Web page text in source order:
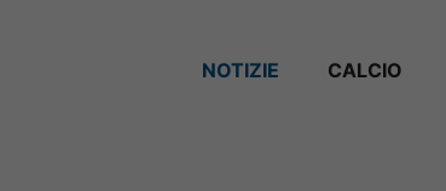
NOTIZIE CALCIO